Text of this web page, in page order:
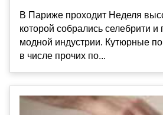
В Париже проходит Неделя
которой собрались селебрити и
модной индустрии. Кутюрные
в числе прочих по...